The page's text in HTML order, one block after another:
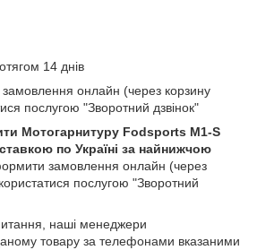
14 днів
онлайн (через корзину
послугою "Зворотний дзвінок"
Мотогарнитуру Fodsports M1-S
по Україні за найнижчою
замовлення онлайн (через
послугою "Зворотний
наші менеджери
товару за телефонами вказаними